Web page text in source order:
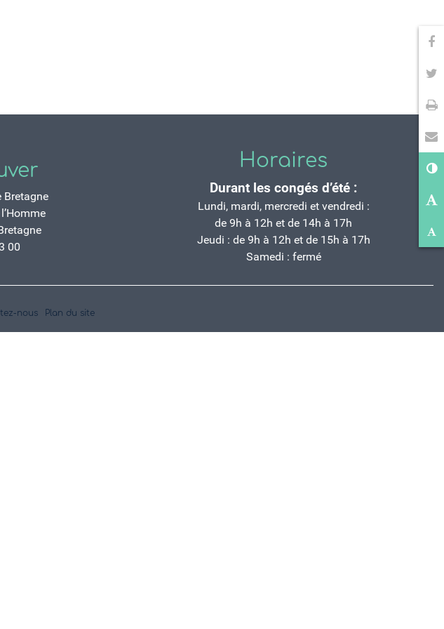
Bretagne
00
Horaires
Durant les congés d’été :
Lundi, mardi, mercredi et vendredi :
de 9h à 12h et de 14h à 17h
Jeudi : de 9h à 12h et de 15h à 17h
Samedi : fermé
nous Plan du site